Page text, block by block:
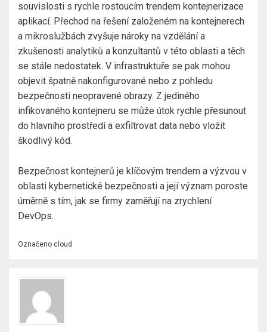
souvislosti s rychle rostoucím trendem kontejnerizace
aplikací. Přechod na řešení založeném na kontejnerech
a mikroslužbách zvyšuje nároky na vzdělání a
zkušenosti analytiků a konzultantů v této oblasti a těch
se stále nedostatek. V infrastruktuře se pak mohou
objevit špatně nakonfigurované nebo z pohledu
bezpečnosti neopravené obrazy. Z jediného
infikovaného kontejneru se může útok rychle přesunout
do hlavního prostředí a exfiltrovat data nebo vložit
škodlivý kód.
Bezpečnost kontejnerů je klíčovým trendem a výzvou v
oblasti kybernetické bezpečnosti a její význam poroste
úměrně s tím, jak se firmy zaměřují na zrychlení
DevOps.
Označeno cloud